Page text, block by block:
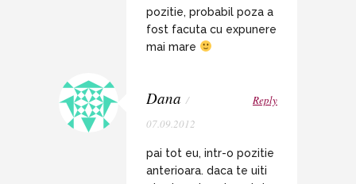
pozitie, probabil poza a
fost facuta cu expunere
mai mare
Dana /
07.09.2012
Reply
pai tot eu, intr-o pozitie
anterioara. daca te uiti